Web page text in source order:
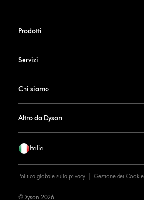
Prodotti
Servizi
Chi siamo
Altro da Dyson
Italia
Politica globale sulla privacy Gestione dei Cookie
©Dyson 2026